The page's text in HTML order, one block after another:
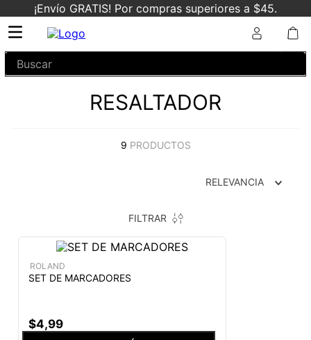
¡Envío GRATIS! Por compras superiores a $45.
Buscar
RESALTADOR
9 PRODUCTOS
RELEVANCIA
FILTRAR
ROLAND
SET DE MARCADORES
$4,99